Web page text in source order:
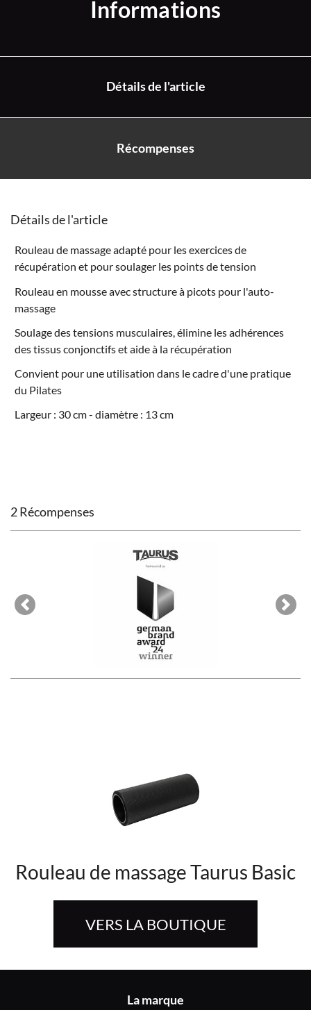
Informations
Détails de l'article
Récompenses
Détails de l'article
Rouleau de massage adapté pour les exercices de
récupération et pour soulager les points de tension
Rouleau en mousse avec structure à picots pour l'auto-
massage
Soulage des tensions musculaires, élimine les adhérences
des tissus conjonctifs et aide à la récupération
Convient pour une utilisation dans le cadre d'une pratique
du Pilates
Largeur : 30 cm - diamètre : 13 cm
2 Récompenses
Previous Next
Rouleau de massage Taurus Basic
VERS LA BOUTIQUE
La marque